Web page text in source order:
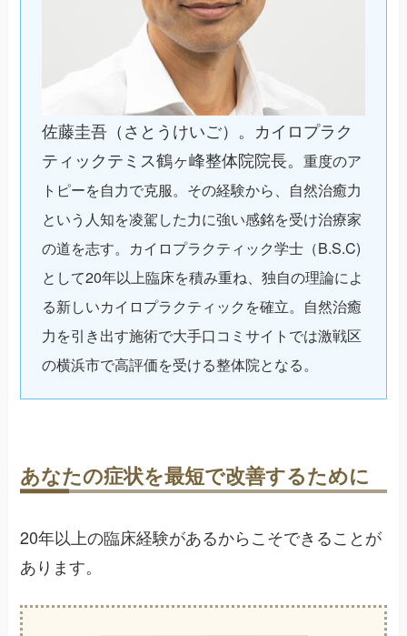
佐藤圭吾（さとうけいご）。カイロプラク
ティックテミス鶴ヶ峰整体院院長。 重度のア
トピーを自力で克服。その経験から、自然治癒力
という人知を凌駕した力に強い感銘を受け治療家
の道を志す。カイロプラクティック学士（B.S.C)
として20年以上臨床を積み重ね、独自の理論によ
る新しいカイロプラクティックを確立。自然治癒
力を引き出す施術で大手口コミサイトでは激戦区
の横浜市で高評価を受ける整体院となる。
あなたの症状を最短で改善するために
20年以上の臨床経験があるからこそできることが
あります。